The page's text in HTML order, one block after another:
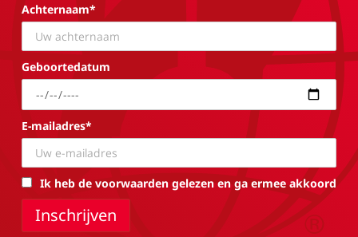
Achternaam*
Geboortedatum
E-mailadres*
Ik heb de voorwaarden gelezen en ga ermee akkoord